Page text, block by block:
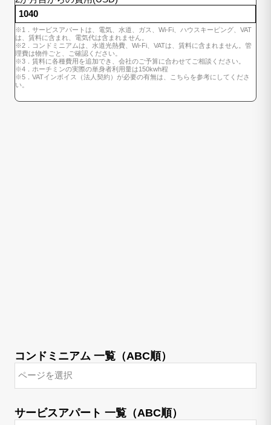
※1．サービスアパートは、電気、水道、ガス、Wi-Fi、ハウスキーピング、VAT
は、賃料に含まれ、電気代は含まれません。
※2．コンドミニアムは、水道光熱費、Wi-Fi、VATは、賃料に含まれません。管
理費は物件ごと、ご確認ください。
※3．賃料に各種費用を追加でき、会社のご予算に合わせてご相談ください。
※4．ホーチミンの実際の単身者利用量は150kwh程
※5．VATインボイス（法人契約）が必要の有無は、こちらを参考にしてくださ
い。
コンドミニアム 一覧（ABC順）
サービスアパート 一覧（ABC順）